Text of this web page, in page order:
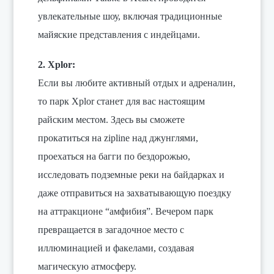
увлекательные шоу, включая традиционные
майяские представления с индейцами.
2. Xplor:
Если вы любите активный отдых и адреналин,
то парк Xplor станет для вас настоящим
райским местом. Здесь вы сможете
прокатиться на zipline над джунглями,
проехаться на багги по бездорожью,
исследовать подземные реки на байдарках и
даже отправиться на захватывающую поездку
на аттракционе “амфибия”. Вечером парк
превращается в загадочное место с
иллюминацией и факелами, создавая
магическую атмосферу.